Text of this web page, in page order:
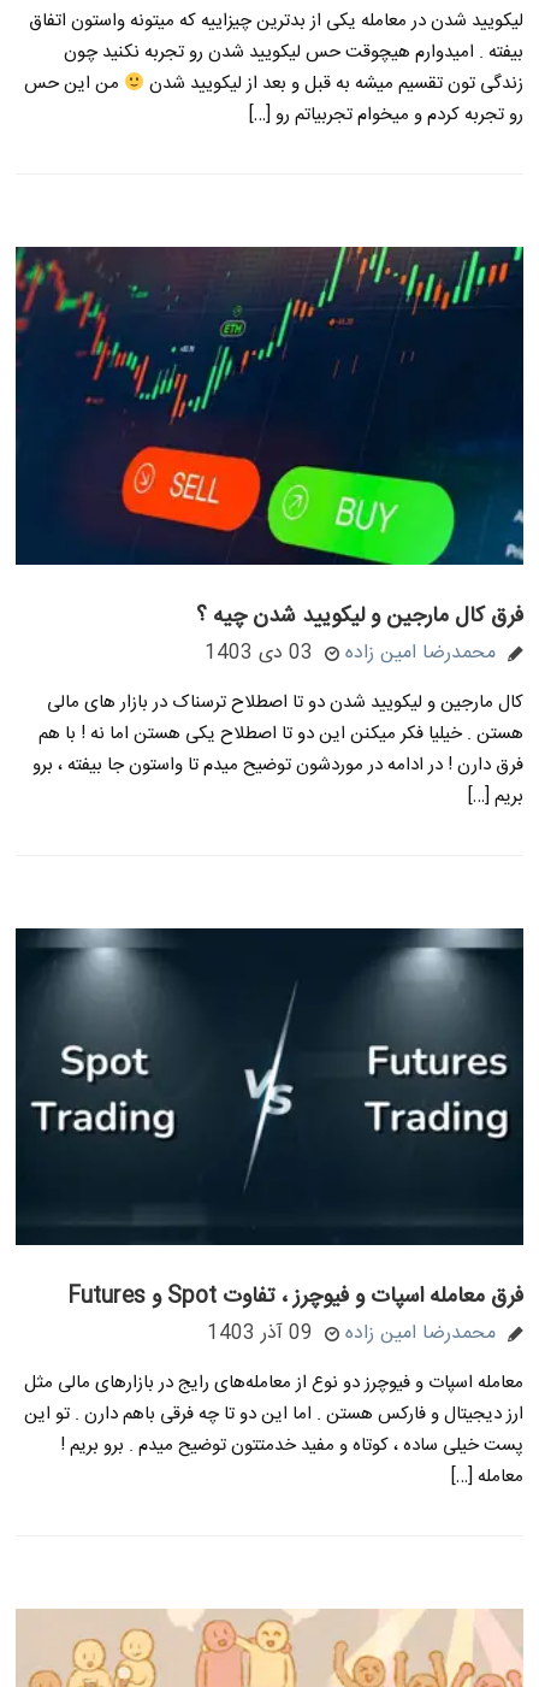
لیکویید شدن در معامله یکی از بدترین چیزاییه که میتونه واستون اتفاق
بیفته . امیدوارم هیچوقت حس لیکویید شدن رو تجربه نکنید چون
زندگی تون تقسیم میشه به قبل و بعد از لیکویید شدن
من این حس
رو تجربه کردم و میخوام تجربیاتم رو […]
فرق کال مارجین و لیکویید شدن چیه ؟
محمدرضا امین زاده 03 دی 1403
کال مارجین و لیکویید شدن دو تا اصطلاح ترسناک در بازار های مالی
هستن . خیلیا فکر میکنن این دو تا اصطلاح یکی هستن اما نه ! با هم
فرق دارن ! در ادامه در موردشون توضیح میدم تا واستون جا بیفته ، برو
بریم […]
فرق معامله اسپات و فیوچرز ، تفاوت Spot و Futures
محمدرضا امین زاده 09 آذر 1403
معامله اسپات و فیوچرز دو نوع از معامله‌های رایج در بازارهای مالی مثل
ارز دیجیتال و فارکس هستن . اما این دو تا چه فرقی باهم دارن . تو این
پست خیلی ساده ، کوتاه و مفید خدمتتون توضیح میدم . برو بریم !
معامله […]